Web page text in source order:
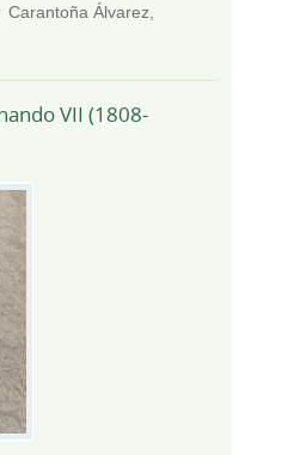
Carantoña Álvarez,
VII (1808-